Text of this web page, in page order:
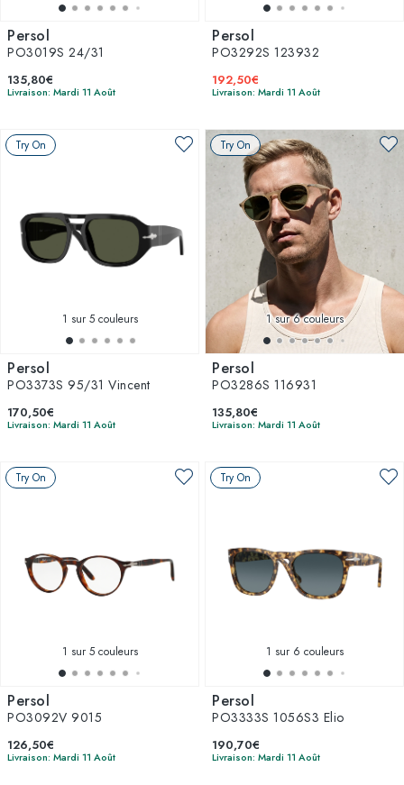
Persol
PO3019S 24/31
135,80€
Livraison: Mardi 11 Août
Persol
PO3292S 123932
192,50€
Livraison: Mardi 11 Août
Try On
1 sur 5 couleurs
Persol
PO3373S 95/31 Vincent
170,50€
Livraison: Mardi 11 Août
Try On
1sur 6 couleurs
Persol
PO3286S 116931
135,80€
Livraison: Mardi 11 Août
Try On
1 sur 5 couleurs
Persol
PO3092V 9015
126,50€
Livraison: Mardi 11 Août
Try On
1 sur 6 couleurs
Persol
PO3333S 1056S3 Elio
190,70€
Livraison: Mardi 11 Août